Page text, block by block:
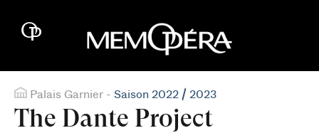
Palais Garnier - Saison 2022 / 2023
The Dante Project